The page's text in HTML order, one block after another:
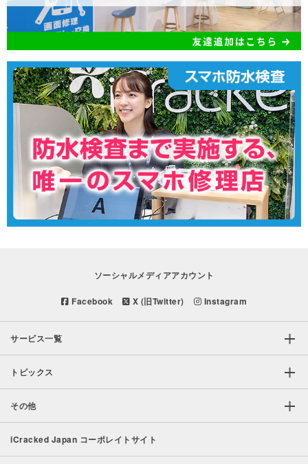
ソーシャルメディアアカウント
Facebook X (旧Twitter) Instagram
サービス一覧
トピックス
その他
iCracked Japan コーポレイトサイト